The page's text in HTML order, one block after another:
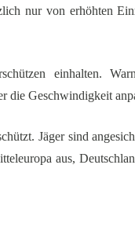
nur von erhöhten
einhalten.
die Geschwindigkeit
Jäger sind
aus,